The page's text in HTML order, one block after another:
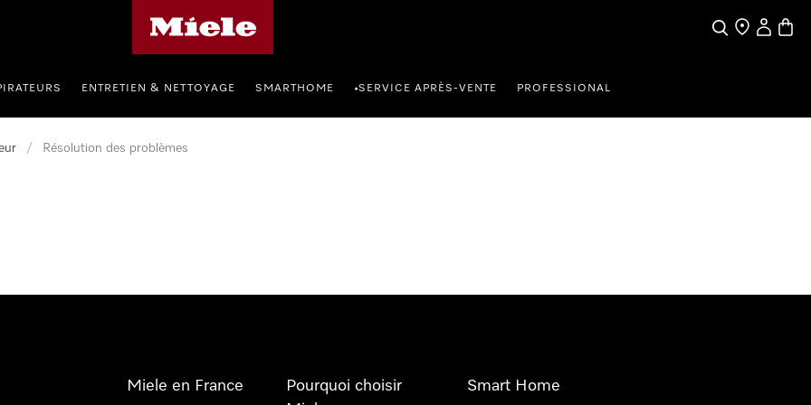
SearchFind a store
My
ENTRETIEN & NETTOYAGE SMARTHOME •SERVICE APRÈS-VENTE PROFESSIONAL
/ Résolution des problèmes
Miele en France
Pourquoi choisir
Smart Home